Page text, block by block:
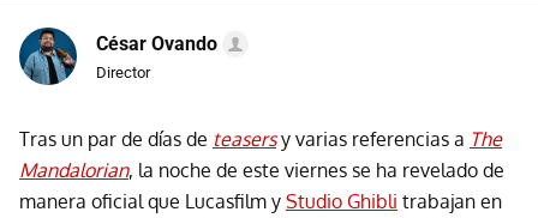
César Ovando
Director
Tras un par de días de teasersy varias referencias a The
Mandalorian, la noche de este viernes se ha revelado de
manera oficial que Lucasfilm y Studio Ghibli trabajan en